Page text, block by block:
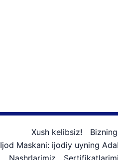
Xush kelibsiz!
Ijod Maskani: ijodiy uyning
Nashrlarimiz